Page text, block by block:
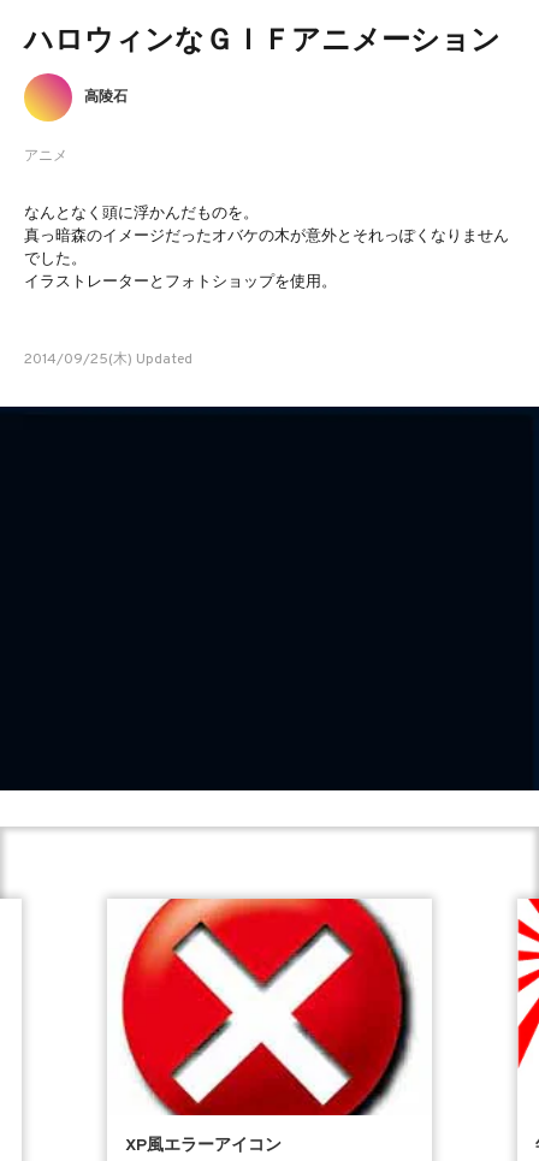
ハロウィンなＧＩＦアニメーション
アニメ
高陵石
なんとなく頭に浮かんだものを。
真っ暗森のイメージだったオバケの木が意外とそれっぽくなりません
でした。
イラストレーターとフォトショップを使用。
2014/09/25(木) Updated
XP風エラーアイコン